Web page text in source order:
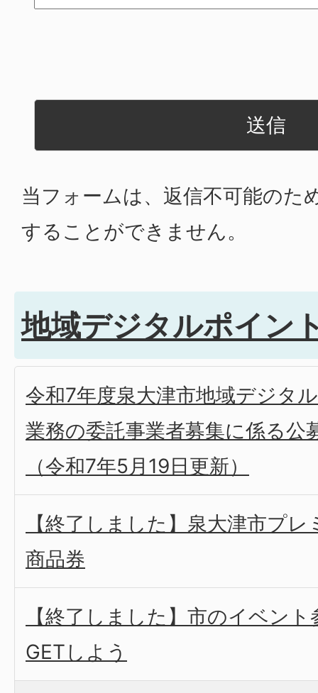
当フォームは、返信不可能のた
することができません。
地域デジタルポイン
令和7年度泉大津市地域デジタ
業務の委託事業者募集に係る公
（令和7年5月19日更新）
【終了しました】泉大津市プ
商品券
【終了しました】市のイベン
GETしよう